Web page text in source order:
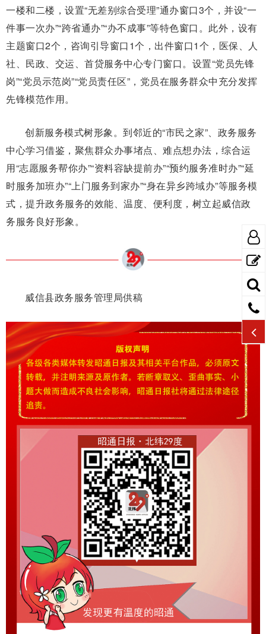
一楼和二楼，设置“无差别综合受理”通办窗口3个，并设“一
件事一次办”“跨省通办”“办不成事”等特色窗口。此外，设有
主题窗口2个，咨询引导窗口1个，出件窗口1个，医保、人
社、民政、交运、首贷服务中心专门窗口。设置“党员先锋
岗”“党员示范岗”“党员责任区”，党员在服务群众中充分发挥
先锋模范作用。
创新服务模式树形象。到邻近的“市民之家”、政务服务
中心学习借鉴，聚焦群众办事堵点、难点想办法，综合运
用“志愿服务帮你办”“资料容缺提前办”“预约服务准时办”“延
时服务加班办”“上门服务到家办”“身在异乡跨域办”等服务模
式，提升政务服务的效能、温度、便利度，树立起威信政
务服务良好形象。
威信县政务服务管理局供稿